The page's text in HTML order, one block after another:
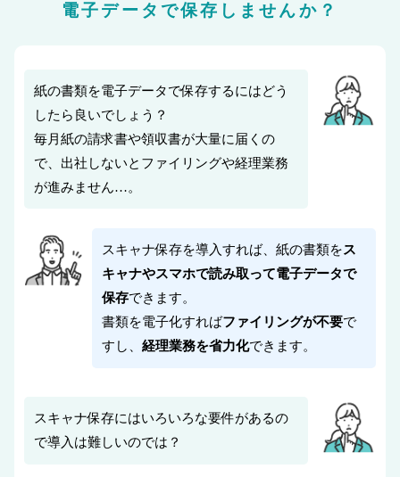
電子データで保存しませんか？
紙の書類を電子データで保存するにはどう
したら良いでしょう？
毎月紙の請求書や領収書が大量に届くの
で、出社しないとファイリングや経理業務
が進みません…。
スキャナ保存を導入すれば、紙の書類をス
キャナやスマホで読み取って電子データで
保存できます。
書類を電子化すればファイリングが不要で
すし、 経理業務を省力化できます。
スキャナ保存にはいろいろな要件があるの
で導入は難しいのでは？